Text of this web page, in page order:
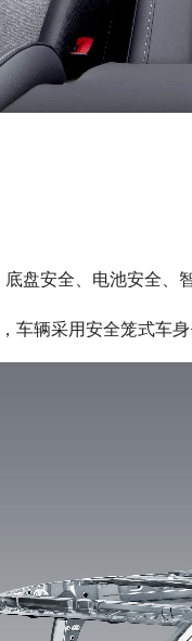
盘安全、电池安全、
车辆采用安全笼式车